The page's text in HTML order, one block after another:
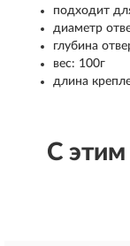
подходит
диаметр
глубина
вес: 100г
длина
С